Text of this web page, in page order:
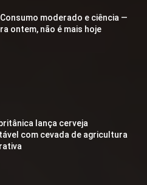
moderado e ciência —
ontem, não é mais hoje
lança cerveja
com cevada de agricultura